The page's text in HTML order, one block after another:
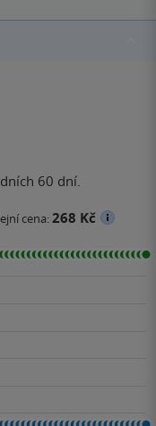
60 dní.
cena:268 Kč